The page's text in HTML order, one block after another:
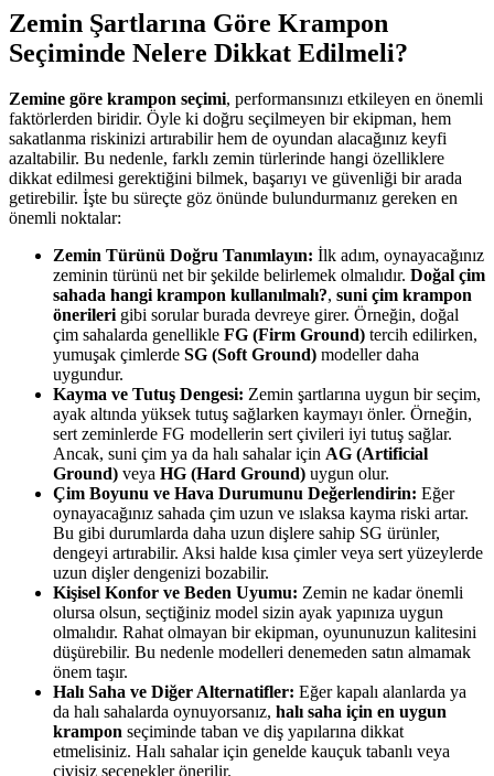
Zemin Şartlarına Göre Krampon
Seçiminde Nelere Dikkat Edilmeli?
Zemine göre krampon seçimi, performansınızı etkileyen en önemli
faktörlerden biridir. Öyle ki doğru seçilmeyen bir ekipman, hem
sakatlanma riskinizi artırabilir hem de oyundan alacağınız keyfi
azaltabilir. Bu nedenle, farklı zemin türlerinde hangi özelliklere
dikkat edilmesi gerektiğini bilmek, başarıyı ve güvenliği bir arada
getirebilir. İşte bu süreçte göz önünde bulundurmanız gereken en
önemli noktalar:
Zemin Türünü Doğru Tanımlayın: İlk adım, oynayacağınız
zeminin türünü net bir şekilde belirlemek olmalıdır. Doğal çim
sahada hangi krampon kullanılmalı?, suni çim krampon
önerilerigibi sorular burada devreye girer. Örneğin, doğal
çim sahalarda genellikle FG (Firm Ground) tercih edilirken,
yumuşak çimlerde SG (Soft Ground) modeller daha
uygundur.
Kayma ve Tutuş Dengesi: Zemin şartlarına uygun bir seçim,
ayak altında yüksek tutuş sağlarken kaymayı önler. Örneğin,
sert zeminlerde FG modellerin sert çivileri iyi tutuş sağlar.
Ancak, suni çim ya da halı sahalar için AG (Artificial
Ground) veya HG (Hard Ground) uygun olur.
Çim Boyunu ve Hava Durumunu Değerlendirin: Eğer
oynayacağınız sahada çim uzun ve ıslaksa kayma riski artar.
Bu gibi durumlarda daha uzun dişlere sahip SG ürünler,
dengeyi artırabilir. Aksi halde kısa çimler veya sert yüzeylerde
uzun dişler dengenizi bozabilir.
Kişisel Konfor ve Beden Uyumu: Zemin ne kadar önemli
olursa olsun, seçtiğiniz model sizin ayak yapınıza uygun
olmalıdır. Rahat olmayan bir ekipman, oyununuzun kalitesini
düşürebilir. Bu nedenle modelleri denemeden satın almamak
önem taşır.
Halı Saha ve Diğer Alternatifler: Eğer kapalı alanlarda ya
da halı sahalarda oynuyorsanız, halı saha için en uygun
krampon seçiminde taban ve diş yapılarına dikkat
etmelisiniz. Halı sahalar için genelde kauçuk tabanlı veya
çivisiz seçenekler önerilir.